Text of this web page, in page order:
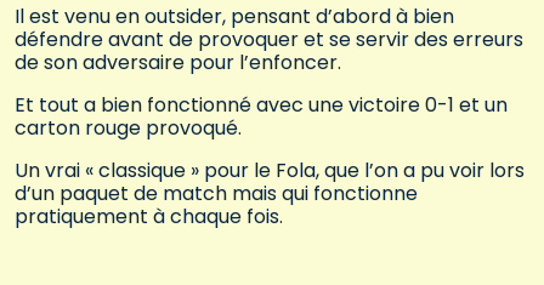
Il est venu en outsider, pensant d’abord à bien
défendre avant de provoquer et se servir des erreurs
de son adversaire pour l’enfoncer.
Et tout a bien fonctionné avec une victoire 0-1 et un
carton rouge provoqué.
Un vrai « classique » pour le Fola, que l’on a pu voir lors
d’un paquet de match mais qui fonctionne
pratiquement à chaque fois.